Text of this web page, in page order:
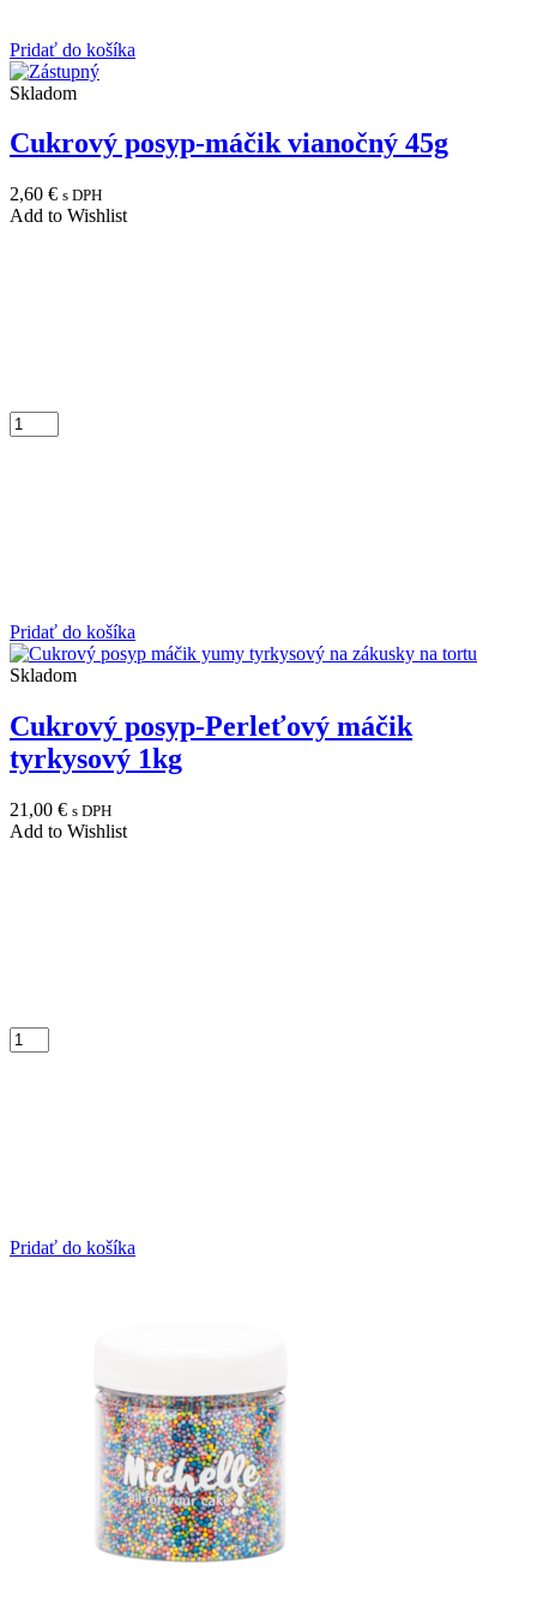
Pridať do košíka
Skladom
Cukrový posyp-máčik vianočný 45g
2,60 € s DPH
Add to Wishlist
Pridať do košíka
Skladom
Cukrový posyp-Perleťový máčik
tyrkysový 1kg
21,00 € s DPH
Add to Wishlist
Pridať do košíka